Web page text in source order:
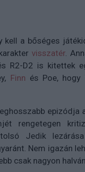
kell a bőséges
visszatér.
R2-D2 is kitettek
Finn és Poe, hogy
epizódja
rengetegen
Jedik
Nem igazán
csak nagyon